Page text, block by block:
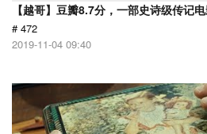
【越哥】豆瓣8.7分，一部史诗级传记
# 472
2019-11-04 09:40